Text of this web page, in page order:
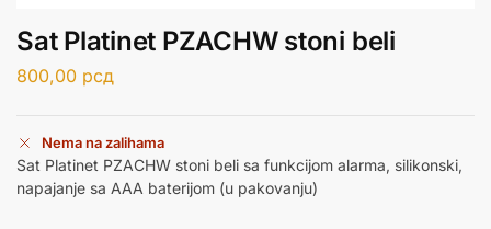
Sat Platinet PZACHW stoni beli
800,00 рсд
Nema na zalihama
Sat Platinet PZACHW stoni beli sa funkcijom alarma, silikonski,
napajanje sa AAA baterijom (u pakovanju)